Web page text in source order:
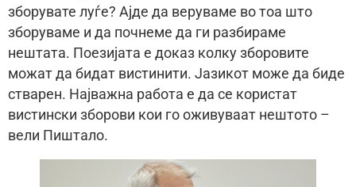
зборувате луѓе? Ајде да веруваме во тоа што
зборуваме и да почнеме да ги разбираме
нештата. Поезијата е доказ колку зборовите
можат да бидат вистинити. Јазикот може да биде
стварен. Најважна работа е да се користат
вистински зборови кои го оживуваат нештото –
вели Пиштало.